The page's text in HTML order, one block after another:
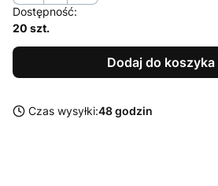
Dostępność:
20 szt.
Dodaj do koszyka
Czas wysyłki:48 godzin